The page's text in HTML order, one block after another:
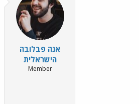
אנה פבלובה
הישראלית
Member